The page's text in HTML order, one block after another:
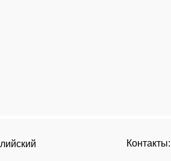
Контакты: